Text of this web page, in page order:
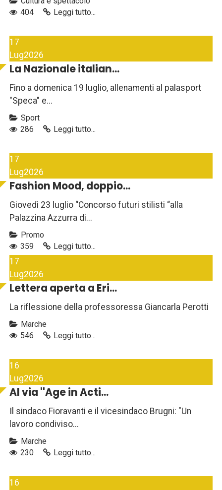
404
Leggi tutto...
17
Lug2026
La Nazionale italian...
Fino a domenica 19 luglio, allenamenti al palasport
"Speca" e...
Sport
286
Leggi tutto...
17
Lug2026
Fashion Mood, doppio...
Giovedì 23 luglio “Concorso futuri stilisti “alla
Palazzina Azzurra di...
Promo
359
Leggi tutto...
17
Lug2026
Lettera aperta a Eri...
La riflessione della professoressa Giancarla Perotti
Marche
546
Leggi tutto...
16
Lug2026
Al via ''Age in Acti...
Il sindaco Fioravanti e il vicesindaco Brugni: "Un
lavoro condiviso...
Marche
230
Leggi tutto...
16